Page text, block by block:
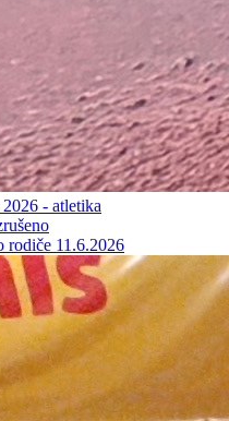
- atletika
rodiče 11.6.2026